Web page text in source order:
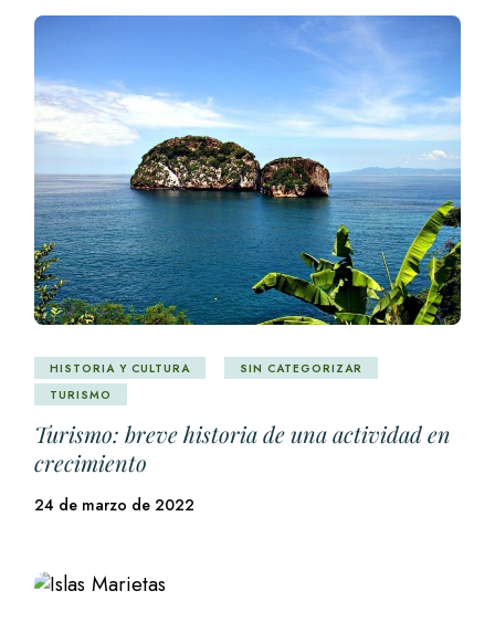
HISTORIA Y CULTURA
SIN CATEGORIZAR
TURISMO
Turismo: breve historia de una actividad en
crecimiento
24 de marzo de 2022